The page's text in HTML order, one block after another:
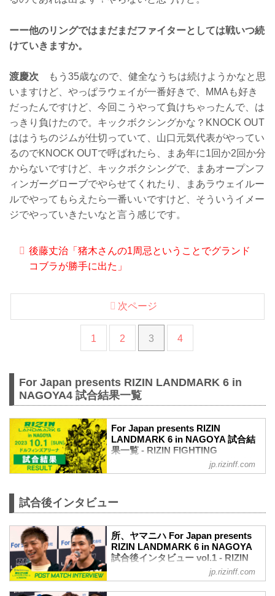
ーー他のリングではまだまだファイターとしては戦いつ続
けていきますか。
渡慶次 もう35歳なので、健全なうちは続けようかなと思
いますけど、やっぱラウェイが一番好きで、MMAも好き
だったんですけど、今回こうやって負けちゃったんで、は
っきり負けたので。キックボクシングかな？KNOCK OUT
ははうちのジムが仕切っていて、山口元気代表がやってい
るのでKNOCK OUTで呼ばれたら、まあ年に1回か2回か分
からないですけど、キックボクシングで、まあオープンフ
ィンガーグローブでやらせてくれたり、まあラウェイルー
ルでやってもらえたら一番いいですけど、そういうイメー
ジでやっていきたいなと言う感じです。
後藤丈治「猪木さんの1周忌ということでグランド
コブラが勝手に出た」
1 2 3 4
次ページ
For Japan presents RIZIN LANDMARK 6 in
NAGOYA4 試合結果一覧
For Japan presents RIZIN
LANDMARK 6 in NAGOYA 試合結
果一覧 - RIZIN FIGHTING
FEDERATION オフィシャルサイト
RIZIN MMAルール：5分 3R（61.0kg）
（LOSE）所英男 vs. アラン“ヒロ”ヤマニ
ハ（WIN）
3R 判定（0-3）
≫ 試合結果詳細
第12試合／太田忍 vs. 佐藤将光
RIZIN MMAルール：5分 3R（63.0kg）
（LOSE）太田忍 vs. 佐藤将光（WIN）
3R 判定（1-2）
jp.rizinff.com
試合後インタビュー
所、ヤマニハ For Japan presents
RIZIN LANDMARK 6 in NAGOYA
試合後インタビュー vol.1 - RIZIN
FIGHTING FEDERATION オフィシ
ャルサイト
jp.rizinff.com